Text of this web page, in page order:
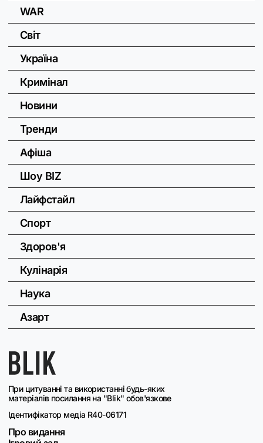
При цитуванні та використанні будь-яких
матеріалів посилання на "Blik" обов'язкове
Ідентифікатор медіа R40-06171
Про видання
WAR
Світ
Україна
Кримінал
Новини
Тренди
Афіша
Шоу BIZ
Лайфстайл
Спорт
Здоров'я
Кулінарія
Наука
Азарт